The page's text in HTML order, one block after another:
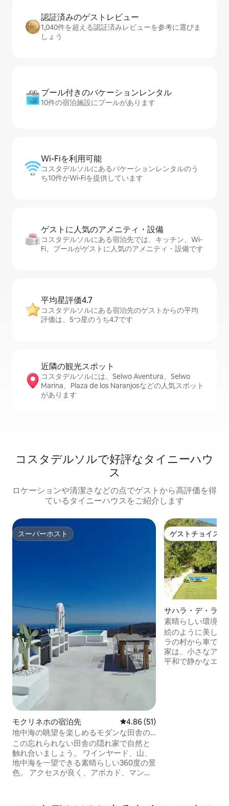
認証済みのゲ⁠ス⁠ト⁠レ⁠ビ⁠ュ⁠ー
1,040件を超える認証済みレビューを参考に選びま
しょう
プール付きのバ⁠ケ⁠ー⁠シ⁠ョ⁠ンレ⁠ン⁠タ⁠ル
10件の宿泊施設にプールがあります
Wi-Fiを利⁠用⁠可⁠能
コスタデルソルにあるバケーションレンタルのう
ち10件がWi-Fiを提供しています
ゲストに人⁠気⁠のア⁠メ⁠ニ⁠テ⁠ィ・設⁠備
コスタデルソルにある宿泊先では、キッチン、Wi-
Fi、プールがゲストに人気のアメニティ・設備です
平均星評価4.7
コスタデルソルにある宿泊先のゲストからの平均
評価は、5つ星のうち4.7です
近隣の観光ス⁠ポ⁠ッ⁠ト
コスタデルソルには、Selwo Aventura、Selwo
Marina、Plaza de los Naranjosなどの人気スポット
があります
コスタデルソルで好評なタイニーハウ
ス
ロケーションや清潔さなどの点でゲストから高評価を得
ているタイニーハウスをご紹介します
スーパーホスト
スーパーホスト
モクリネホの宿泊先 レビュー51件、5つ星中4.86つ
4.86 (51)
地中海の眺望を楽しめるモダンな田舎の
家
この忘れられない田舎の隠れ家で自然と
触れ合いましょう。 ワインヤード、山、
地中海を一望できる素晴らしい360度の景
色。 アクセスが良く、アボカド、マンゴ
ゲストチョイス
ゲストチョイス
サハラ・デ・ラ・
シャレー
素晴らしい環境に
デ・カンポ
絵のように美しい
ラの村から車で
家は、小さなアロ
平和で静かなエリア